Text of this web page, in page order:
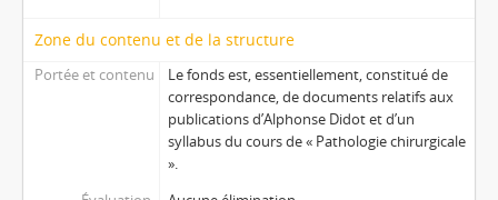
Zone du contenu et de la structure
Portée et contenu
Le fonds est, essentiellement, constitué de
correspondance, de documents relatifs aux
publications d’Alphonse Didot et d’un
syllabus du cours de « Pathologie chirurgicale
».